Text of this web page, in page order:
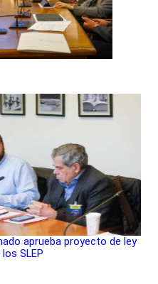
aprueba proyecto de ley
SLEP